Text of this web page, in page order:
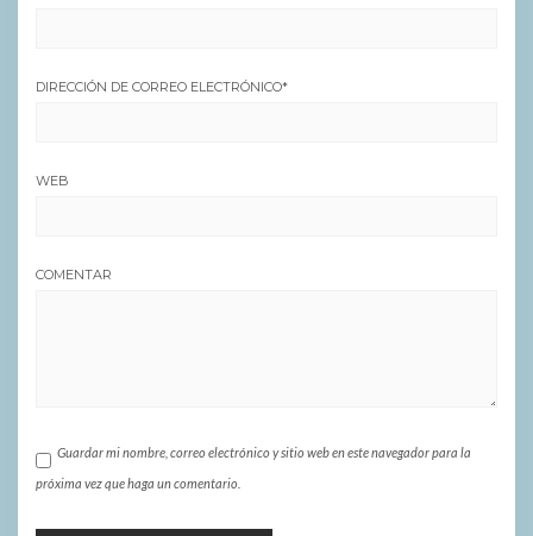
DIRECCIÓN DE CORREO ELECTRÓNICO*
WEB
COMENTAR
Guardar mi nombre, correo electrónico y sitio web en este navegador para la
próxima vez que haga un comentario.